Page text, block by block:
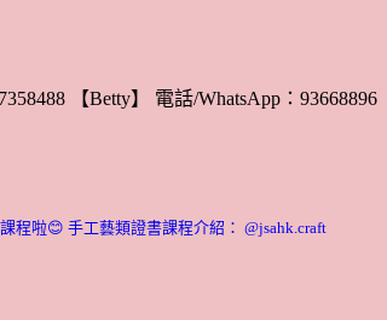
【Betty】 電話/WhatsApp：93668896
程啦😊 手工藝類證書課程介紹： @jsahk.craft